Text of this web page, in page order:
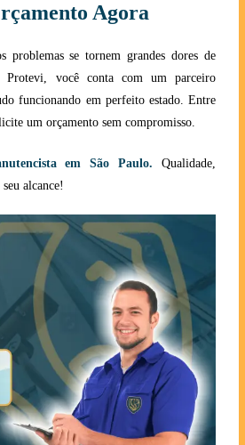
Agora
problemas se tornem grandes dores de
Protevi, você conta com um parceiro
funcionando em perfeito estado. Entre
um orçamento sem compromisso.
em São Paulo.
Qualidade,
alcance!